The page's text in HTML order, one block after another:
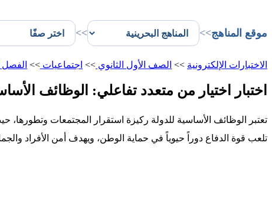
موقع المناهج>>
>>
الاختبارات الإلكترونية >> الصف الأول الثانوي >> اجتماعيات >> الفصل
اختبار اختيار من متعدد تفاعلي: الوظائف
تعتبر الوظائف الأساسية للدولة ركيزة استقرار المجتمعات وتطورها،
تلعب قوة الدفاع دوراً حيوياً في حماية الوطن، ويهدف أمن الأفراد